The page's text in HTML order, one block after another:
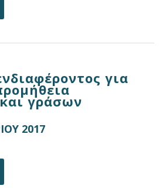
για
γράσων
2017